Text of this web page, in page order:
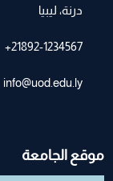
درنة، ليبيا
21892-1234567+
info@uod.edu.ly
موقع الجامعة